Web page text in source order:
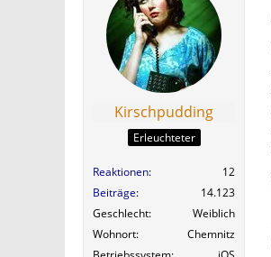
Kirschpudding
Erleuchteter
Reaktionen
12
Beiträge
14.123
Geschlecht
Weiblich
Wohnort
Chemnitz